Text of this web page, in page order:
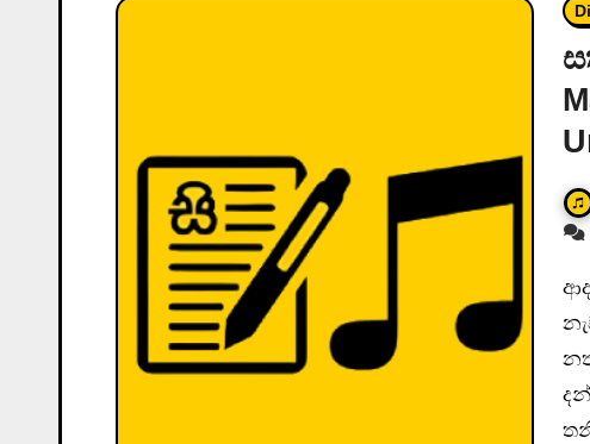
ආදරේ කියන්නෙඅරුම පුදුම